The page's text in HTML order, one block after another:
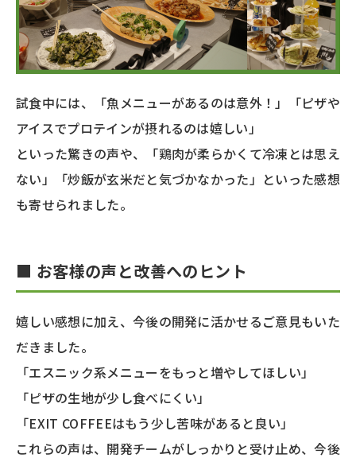
試食中には、「魚メニューがあるのは意外！」「ピザや
アイスでプロテインが摂れるのは嬉しい」
といった驚きの声や、「鶏肉が柔らかくて冷凍とは思え
ない」「炒飯が玄米だと気づかなかった」といった感想
も寄せられました。
■ お客様の声と改善へのヒント
嬉しい感想に加え、今後の開発に活かせるご意見もいた
だきました。
「エスニック系メニューをもっと増やしてほしい」
「ピザの生地が少し食べにくい」
「EXIT COFFEEはもう少し苦味があると良い」
これらの声は、開発チームがしっかりと受け止め、今後